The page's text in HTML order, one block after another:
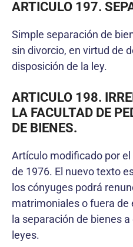
ARTICULO 197.
Simple separación de
sin divorcio, en virtud de
disposición de la ley.
ARTICULO 198.
LA FACULTAD DE
DE BIENES.
Artículo modificado por
de 1976. El nuevo texto
los cónyuges podrá
matrimoniales o fuera de
la separación de bienes
leyes.